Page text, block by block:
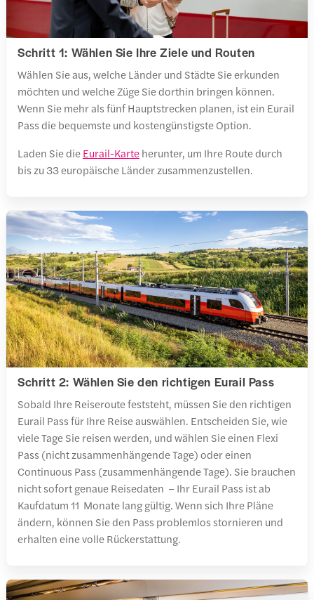
Schritt 1: Wählen Sie Ihre Ziele und Routen
Wählen Sie aus, welche Länder und Städte Sie erkunden
möchten und welche Züge Sie dorthin bringen können.
Wenn Sie mehr als fünf Hauptstrecken planen, ist ein Eurail
Pass die bequemste und kostengünstigste Option.
Laden Sie dieEurail-Karteherunter, um Ihre Route durch
bis zu 33 europäische Länder zusammenzustellen.
Schritt 2: Wählen Sie den richtigen Eurail Pass
Sobald Ihre Reiseroute feststeht, müssen Sie den richtigen
Eurail Pass für Ihre Reise auswählen. Entscheiden Sie, wie
viele Tage Sie reisen werden, und wählen Sie einen Flexi
Pass (nicht zusammenhängende Tage) oder einen
Continuous Pass (zusammenhängende Tage). Sie brauchen
nicht sofort genaue Reisedaten – Ihr Eurail Pass ist ab
Kaufdatum 11 Monate lang gültig. Wenn sich Ihre Pläne
ändern, können Sie den Pass problemlos stornieren und
erhalten eine volle Rückerstattung.